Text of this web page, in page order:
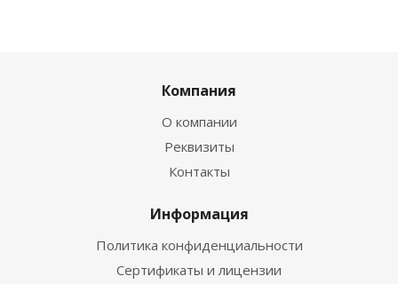
Компания
О компании
Реквизиты
Контакты
Информация
Политика конфиденциальности
Сертификаты и лицензии